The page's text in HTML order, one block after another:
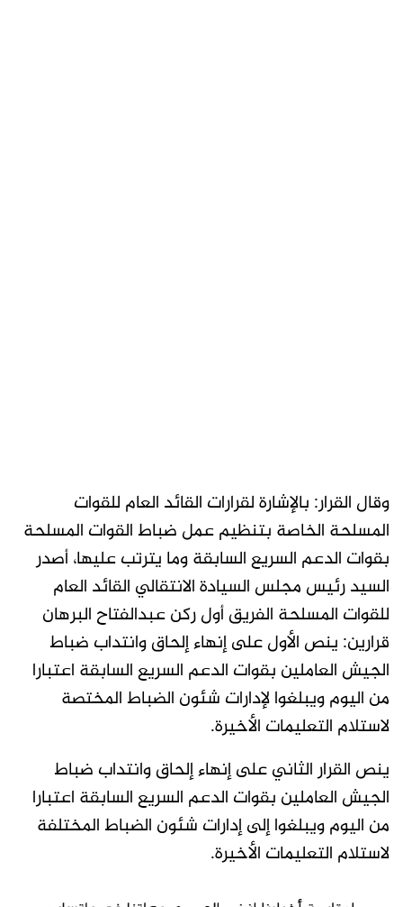
وقال القرار: بالإشارة لقرارات القائد العام للقوات
المسلحة الخاصة بتنظيم عمل ضباط القوات المسلحة
بقوات الدعم السريع السابقة وما يترتب عليها، أصدر
السيد رئيس مجلس السيادة الانتقالي القائد العام
للقوات المسلحة الفريق أول ركن عبدالفتاح البرهان
قرارين: ينص الأول على إنهاء إلحاق وانتداب ضباط
الجيش العاملين بقوات الدعم السريع السابقة اعتبارا
من اليوم ويبلغوا لإدارات شئون الضباط المختصة
لاستلام التعليمات الأخيرة.
ينص القرار الثاني على إنهاء إلحاق وانتداب ضباط
الجيش العاملين بقوات الدعم السريع السابقة اعتبارا
من اليوم ويبلغوا إلى إدارات شئون الضباط المختلفة
لاستلام التعليمات الأخيرة.